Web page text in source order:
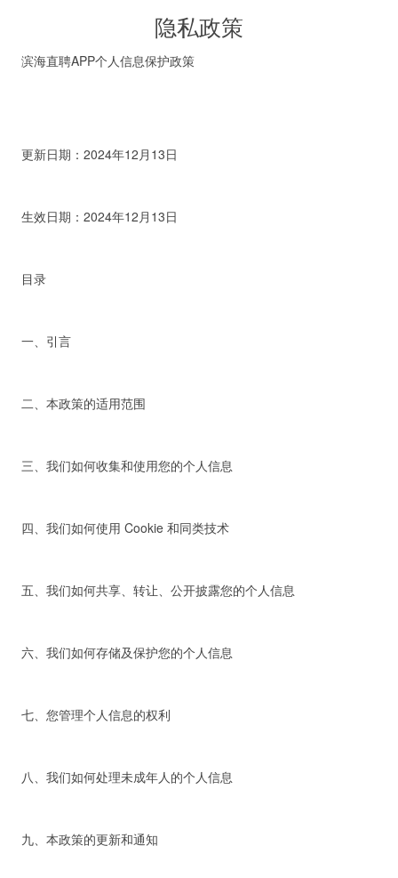
隐私政策
滨海直聘APP个人信息保护政策
更新日期：2024年12月13日
生效日期：2024年12月13日
目录
一、引言
二、本政策的适用范围
三、我们如何收集和使用您的个人信息
四、我们如何使用 Cookie 和同类技术
五、我们如何共享、转让、公开披露您的个人信息
六、我们如何存储及保护您的个人信息
七、您管理个人信息的权利
八、我们如何处理未成年人的个人信息
九、本政策的更新和通知